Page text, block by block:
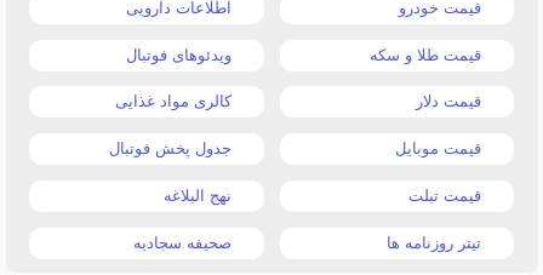
قیمت خودرو اطلاعات دارویی
قیمت طلا و سکه ویدئوهای فوتبال
قیمت دلار کالری مواد غذایی
قیمت موبایل جدول پخش فوتبال
قیمت تبلت نهج البلاغه
تیتر روزنامه ها صحیفه سجادیه